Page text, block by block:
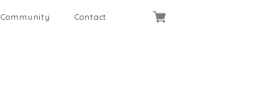
Community Contact